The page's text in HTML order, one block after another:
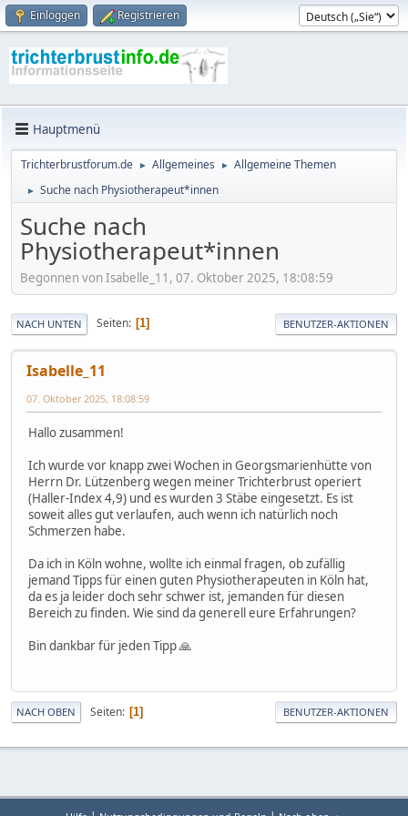
Einloggen Registrieren
Hauptmenü
Trichterbrustforum.de ► Allgemeines ► Allgemeine Themen
► Suche nach Physiotherapeut*innen
Suche nach
Physiotherapeut*innen
Begonnen von Isabelle_11, 07. Oktober 2025, 18:08:59
NACH UNTEN Seiten 1 BENUTZER-AKTIONEN
Isabelle_11
07. Oktober 2025, 18:08:59
Hallo zusammen!
Ich wurde vor knapp zwei Wochen in Georgsmarienhütte von
Herrn Dr. Lützenberg wegen meiner Trichterbrust operiert
(Haller-Index 4,9) und es wurden 3 Stäbe eingesetzt. Es ist
soweit alles gut verlaufen, auch wenn ich natürlich noch
Schmerzen habe.
Da ich in Köln wohne, wollte ich einmal fragen, ob zufällig
jemand Tipps für einen guten Physiotherapeuten in Köln hat,
da es ja leider doch sehr schwer ist, jemanden für diesen
Bereich zu finden. Wie sind da generell eure Erfahrungen?
Bin dankbar für jeden Tipp 🙏
NACH OBEN Seiten 1 BENUTZER-AKTIONEN